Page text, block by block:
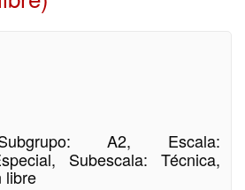
A2, Escala:
Subescala: Técnica,
libre